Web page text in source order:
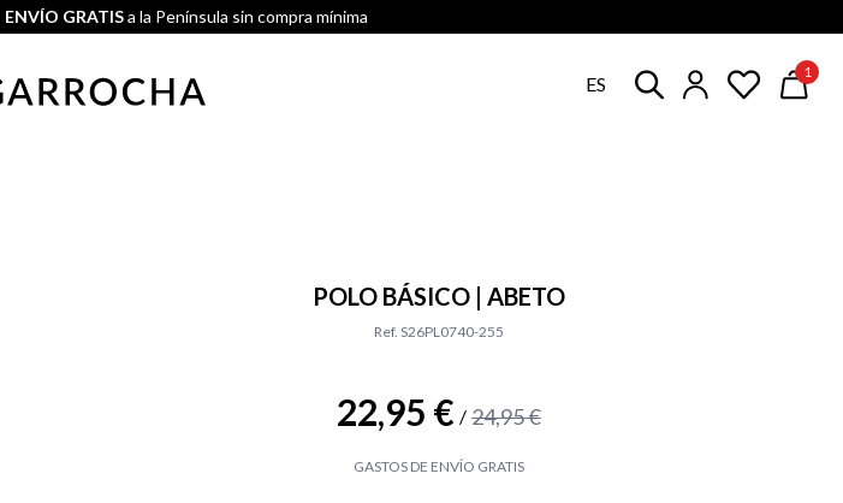
ENVÍO GRATISa la Península sin compra mínima
ES
1
POLO BÁSICO | ABETO
Ref. S26PL0740-255
22,95 € / 24,95 €
GASTOS DE ENVÍO GRATIS